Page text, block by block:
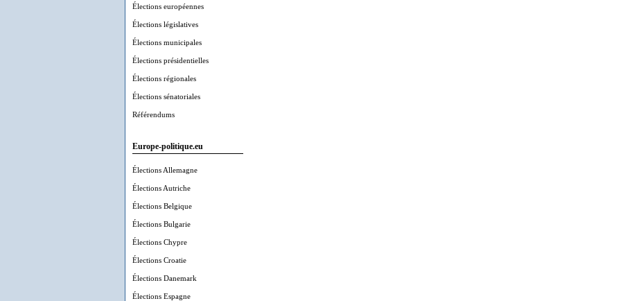
Élections européennes
Élections législatives
Élections municipales
Élections présidentielles
Élections régionales
Élections sénatoriales
Référendums
Europe-politique.eu
Élections Allemagne
Élections Autriche
Élections Belgique
Élections Bulgarie
Élections Chypre
Élections Croatie
Élections Danemark
Élections Espagne